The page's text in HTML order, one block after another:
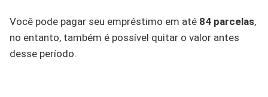
Você pode pagar seu empréstimo em até 84 parcelas,
no entanto, também é possível quitar o valor antes
desse período.